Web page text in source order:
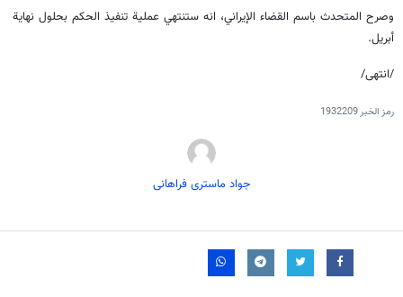
وصرح المتحدث باسم القضاء الإيراني، انه ستنتهي عملية تنفيذ الحكم بحلول نهاية
أبريل.
/انتهى/
رمز الخبر1932209
جواد ماستری فراهانی